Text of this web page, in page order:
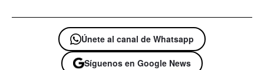
Únete al canal de Whatsapp
Síguenos en Google News